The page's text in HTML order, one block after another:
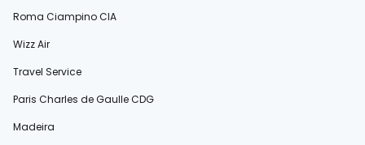
Roma Ciampino CIA
Wizz Air
Travel Service
Paris Charles de Gaulle CDG
Madeira